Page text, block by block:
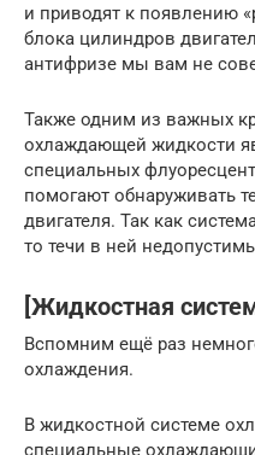
и приводят к появлению
блока цилиндров
антифризе мы вам не
Также одним из важных
охлаждающей жидкости
специальных
помогают обнаруживать
двигателя. Так как
то течи в ней
[Жидкостная
Вспомним ещё раз
охлаждения.
В жидкостной системе
специальные